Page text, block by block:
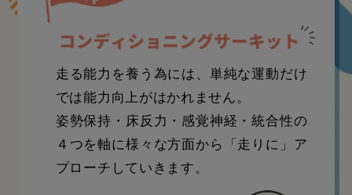
走る能力を養う為には、単純な運動だけ
では能力向上がはかれません。
姿勢保持・床反力・感覚神経・統合性の
４つを軸に様々な方面から「走りに」ア
プローチしていきます。